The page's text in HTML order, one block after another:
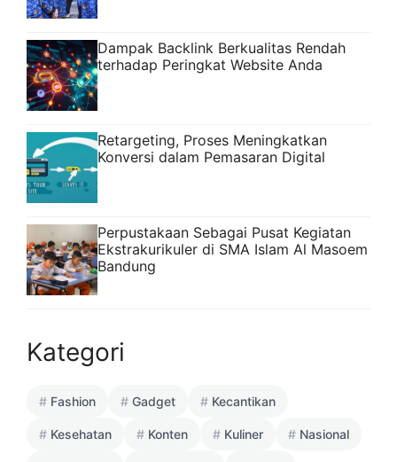
Dampak Backlink Berkualitas Rendah
terhadap Peringkat Website Anda
Retargeting, Proses Meningkatkan
Konversi dalam Pemasaran Digital
Perpustakaan Sebagai Pusat Kegiatan
Ekstrakurikuler di SMA Islam Al Masoem
Bandung
Kategori
Fashion Gadget Kecantikan
Kesehatan Konten Kuliner Nasional